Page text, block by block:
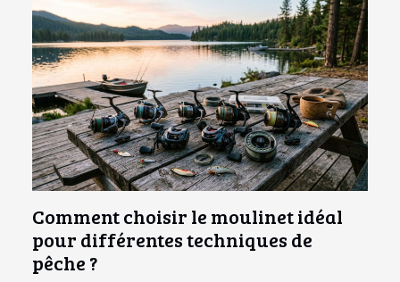
Comment choisir le moulinet idéal
pour différentes techniques de
pêche ?